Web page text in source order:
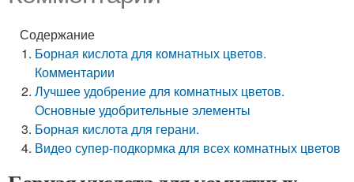
Содержание
Борная кислота для комнатных цветов.
Комментарии
Лучшее удобрение для комнатных цветов.
Основные удобрительные элементы
Борная кислота для герани.
Видео супер-подкормка для всех комнатных цветов